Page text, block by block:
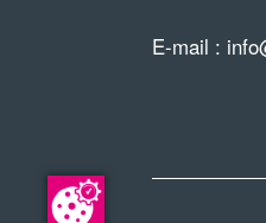
E-mail :